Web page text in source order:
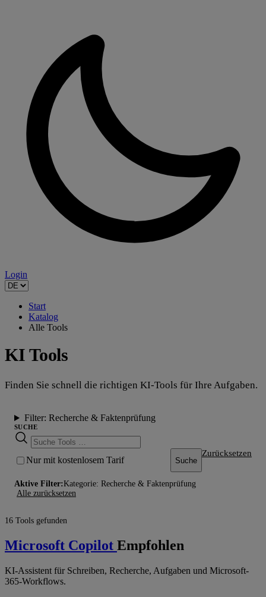
Login
Start
Katalog
Alle Tools
KI Tools
Finden Sie schnell die richtigen KI-Tools für Ihre Aufgaben.
Filter: Recherche & Faktenprüfung
SUCHE
Nur mit kostenlosem Tarif Suche
Zurücksetzen
Aktive Filter:Kategorie: Recherche & Faktenprüfung
Alle zurücksetzen
16 Tools gefunden
Microsoft Copilot Empfohlen
KI-Assistent für Schreiben, Recherche, Aufgaben und Microsoft-
365-Workflows.